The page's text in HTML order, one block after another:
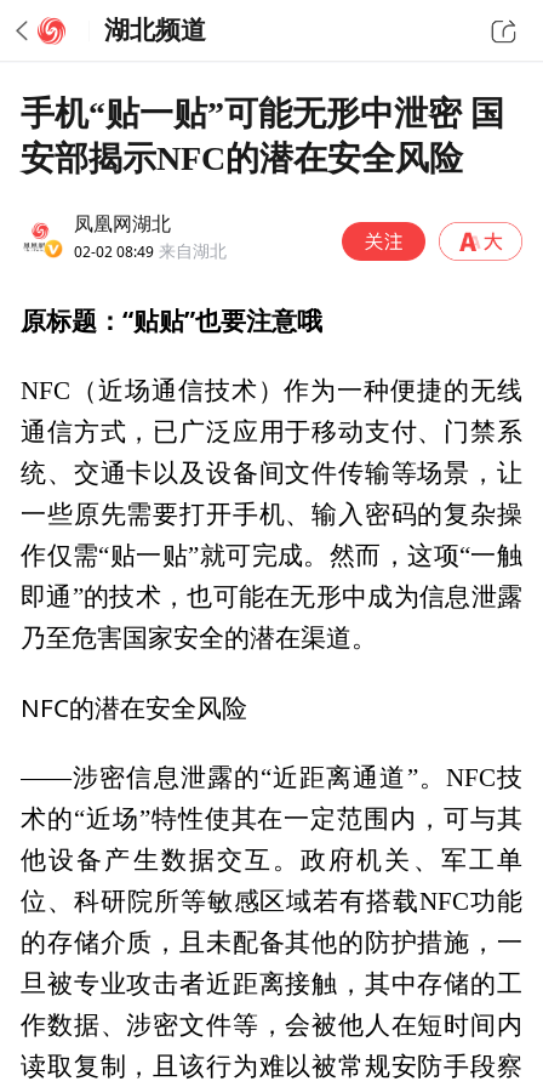
湖北频道
手机“贴一贴”可能无形中泄密 国
安部揭示NFC的潜在安全风险
凤凰网湖北
02-02 08:49 来自湖北
原标题：“贴贴”也要注意哦
NFC（近场通信技术）作为一种便捷的无线
通信方式，已广泛应用于移动支付、门禁系
统、交通卡以及设备间文件传输等场景，让
一些原先需要打开手机、输入密码的复杂操
作仅需“贴一贴”就可完成。然而，这项“一触
即通”的技术，也可能在无形中成为信息泄露
乃至危害国家安全的潜在渠道。
NFC的潜在安全风险
——涉密信息泄露的“近距离通道”。NFC技
术的“近场”特性使其在一定范围内，可与其
他设备产生数据交互。政府机关、军工单
位、科研院所等敏感区域若有搭载NFC功能
的存储介质，且未配备其他的防护措施，一
旦被专业攻击者近距离接触，其中存储的工
作数据、涉密文件等，会被他人在短时间内
读取复制，且该行为难以被常规安防手段察